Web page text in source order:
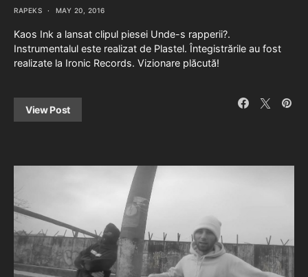
RAPEKS MAY 20, 2016
Kaos Ink a lansat clipul piesei Unde-s rapperii?.
Instrumentalul este realizat de Plastel. Întegistrările au fost
realizate la Ironic Records. Vizionare plăcută!
View Post